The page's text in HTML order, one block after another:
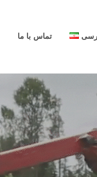
تماس با ما